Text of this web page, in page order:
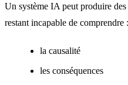
Un système IA peut produire
restant incapable de comprendre :
la causalité
les conséquences